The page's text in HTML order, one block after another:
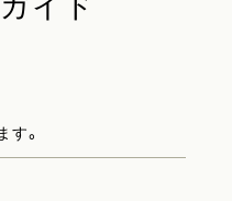
イド
。